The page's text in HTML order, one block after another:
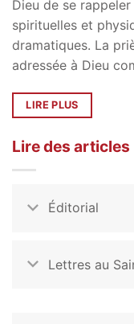
Dieu de se
spirituelles et
dramatiques. La
adressée à Dieu
LIRE PLUS
Lire des articles
Éditorial
Lettres au